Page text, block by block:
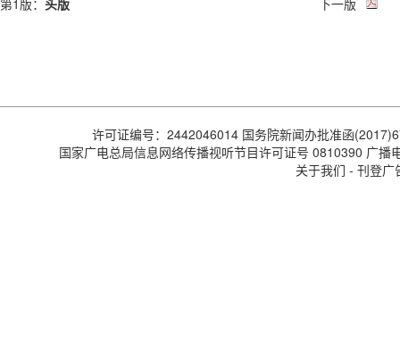
第1版： 头版 下一版
许可证编号：2442046014 国务院新闻办批准函
国家广电总局信息网络传播视听节目许可证号 0810390 广
关于我们 - 刊登